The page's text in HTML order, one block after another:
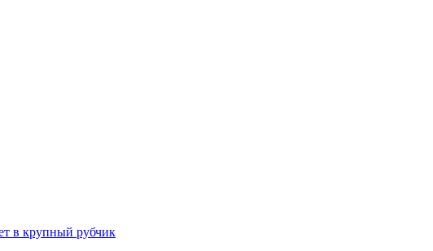
в крупный рубчик